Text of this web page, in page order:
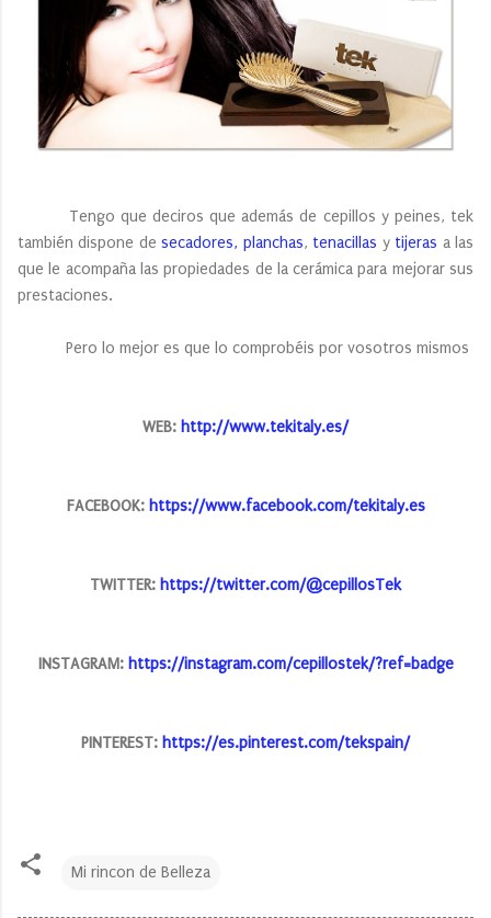
Tengo que deciros que además de cepillos y peines, tek
también dispone desecadores, planchas, tenacillas y tijeras a las
que le acompaña las propiedades de la cerámica para mejorar sus
prestaciones.
Pero lo mejor es que lo comprobéis por vosotros mismos
WEB: http://www.tekitaly.es/
FACEBOOK: https://www.facebook.com/tekitaly.es
TWITTER: https://twitter.com/@cepillosTek
INSTAGRAM: https://instagram.com/cepillostek/?ref=badge
PINTEREST: https://es.pinterest.com/tekspain/
Mi rincon de Belleza